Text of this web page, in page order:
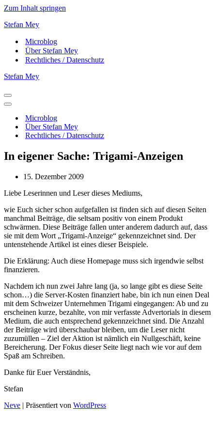
Zum Inhalt springen
Stefan Mey
Microblog
Über Stefan Mey
Rechtliches / Datenschutz
Stefan Mey
Navigationsmenü
Navigationsmenü
Microblog
Über Stefan Mey
Rechtliches / Datenschutz
In eigener Sache: Trigami-Anzeigen
15. Dezember 2009
Liebe Leserinnen und Leser dieses Mediums,
wie Euch sicher schon aufgefallen ist finden sich auf diesen Seiten
manchmal Beiträge, die seltsam positiv von einem Produkt
schwärmen. Diese Beiträge fallen unter anderem dadurch auf, dass
sie mit dem Wort „Trigami-Anzeige“ gekennzeichnet sind. Der
untenstehende Artikel ist eines dieser Beispiele.
Die Erklärung: Auch diese Homepage muss sich irgendwie selbst
finanzieren.
Nachdem ich nun zwei Jahre lang (ja, so lange gibt es diese Seite
schon…) die Server-Kosten finanziert habe, bin ich nun einen Deal
mit dem Schweizer Unternehmen Trigami eingegangen: Ab und zu
erscheinen kurze, bezahlte, von mir verfasste Advertorials in diesem
Medium, die auch entsprechend gekennzeichnet sind. Die Anzahl
der Beiträge wird überschaubar bleiben, um die Leser nicht
zuzumüllen – Ziel der Aktion ist nämlich ein Nullgeschäft, keine
Bereicherung. Der Fokus dieser Seite liegt nach wie vor auf dem
Spaß am Schreiben.
Danke für Euer Verständnis,
Stefan
Neve | Präsentiert von WordPress